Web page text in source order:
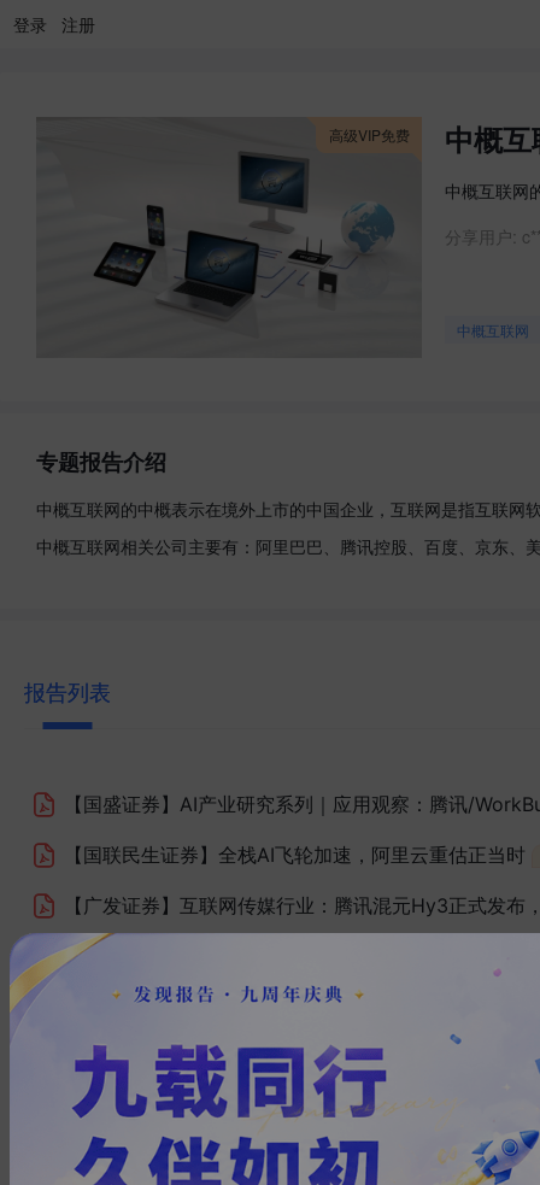
登录 注册
高级VIP免费 中概
中概互联网
分享用户:
中概互联网
专题报告介绍
中概互联网的中概表示在境外上市的中国企业，互联网是指互联
中概互联网相关公司主要有：阿里巴巴、腾讯控股、百度、京东、
报告列表
【国盛证券】 AI产业研究系列｜应用观察：腾讯/
【国联民生证券】 全栈AI飞轮加速，阿里云重估正当时
【广发证券】 互联网传媒行业：腾讯混元Hy3正式发布
【阿里巴巴】
【中国联通&京东】 中国联通&京东AI+eSIM终端产业发
【百度】 2025 百度护肤彩妆报告
【埃森哲】阿里云 云治理企业成熟度发展2025年度报
【百度】 2026具身智能机器人百度营销白皮书